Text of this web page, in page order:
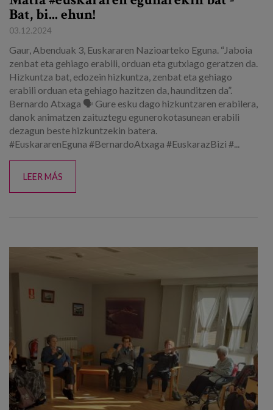
Bat, bi... ehun!
03.12.2024
Gaur, Abenduak 3, Euskararen Nazioarteko Eguna. “Jaboia
zenbat eta gehiago erabili, orduan eta gutxiago geratzen da.
Hizkuntza bat, edozein hizkuntza, zenbat eta gehiago
erabili orduan eta gehiago hazitzen da, haunditzen da”.
Bernardo Atxaga 🗣 Gure esku dago hizkuntzaren erabilera,
danok animatzen zaituztegu egunerokotasunean erabili
dezagun beste hizkuntzekin batera.
#EuskararenEguna #BernardoAtxaga #EuskarazBizi #...
LEER MÁS